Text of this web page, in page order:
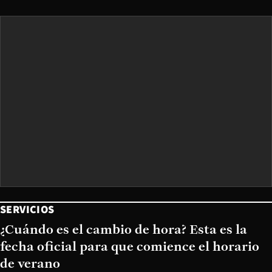
SERVICIOS
¿Cuándo es el cambio de hora? Esta es la
fecha oficial para que comience el horario
de verano